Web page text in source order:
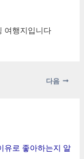
여행지입니다
다음
유로 좋아하는지 알